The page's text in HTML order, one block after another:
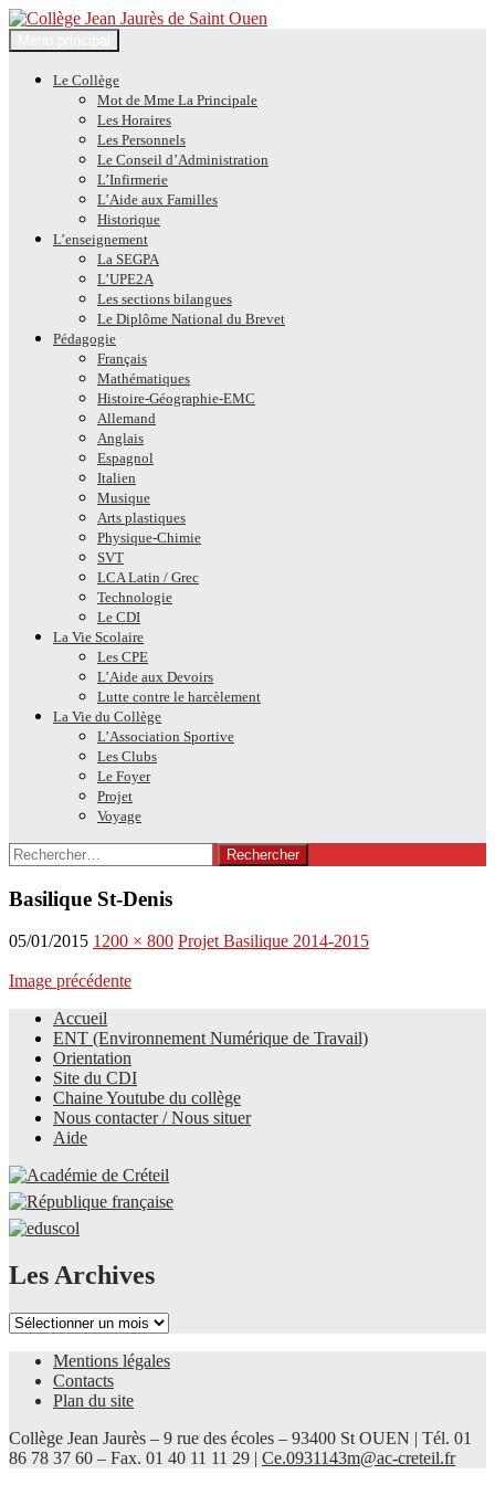
Collège Jean Jaurès de Saint
Ouen
Recherche
au
contenu
Le Collège
Mot de Mme La Principale
Les Horaires
Les Personnels
Le Conseil d’Administration
L’Infirmerie
L’Aide aux Familles
Historique
L’enseignement
La SEGPA
L’UPE2A
Les sections bilangues
Le Diplôme National du Brevet
Pédagogie
Français
Mathématiques
Histoire-Géographie-EMC
Allemand
Anglais
Espagnol
Italien
Musique
Arts plastiques
Physique-Chimie
SVT
LCA Latin / Grec
Technologie
Le CDI
La Vie Scolaire
Les CPE
L’Aide aux Devoirs
Lutte contre le harcèlement
La Vie du Collège
L’Association Sportive
Les Clubs
Le Foyer
Projet
Voyage
Rechercher :
Basilique St-Denis
05/01/2015 1200 × 800 Projet Basilique 2014-2015
Image précédente
Le site du collège
Accueil
ENT (Environnement Numérique de Travail)
Orientation
Site du CDI
Chaine Youtube du collège
Nous contacter / Nous situer
Aide
Les Archives
Les
Mentions légales
Contacts
Plan du site
Collège Jean Jaurès – 9 rue des écoles – 93400 St OUEN | Tél. 01
86 78 37 60 – Fax. 01 40 11 11 29 | Ce.0931143m@ac-creteil.fr